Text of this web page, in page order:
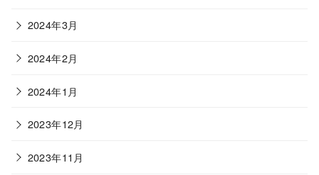
2024年3月
2024年2月
2024年1月
2023年12月
2023年11月